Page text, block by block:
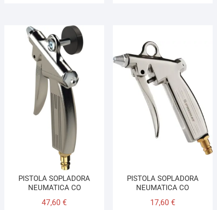
PISTOLA SOPLADORA
NEUMATICA CO
47,60€
PISTOLA SOPLADORA
NEUMATICA CO
17,60 €